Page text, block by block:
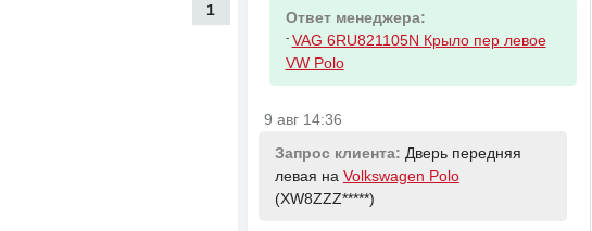
1 Ответ менеджера:
- VAG 6RU821105N Крыло пер левое
VW Polo
9 авг 14:36
Запрос клиента: Дверь передняя
левая на Volkswagen Polo
(XW8ZZZ*****)